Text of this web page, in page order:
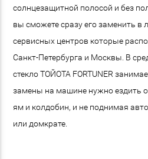
солнцезащитной полосой и без
вы сможете сразу его заменить в
сервисных центров которые
Санкт-Петербурга и Москвы. В
стекло ТОЙОТА FORTUNER
замены на машине нужно ездить
ям и колдобин, и не поднимая
или домкрате.